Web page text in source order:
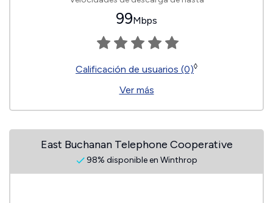
99Mbps
Calificación de usuarios (0)◊
Ver más
East Buchanan Telephone Cooperative
98% disponible en Winthrop